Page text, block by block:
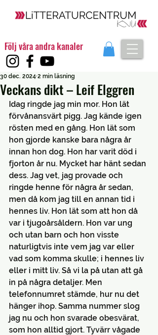
Följ våra andra kanaler
Veckans dikt – Leif Elggren
30 dec. 2024 2 min läsning
Idag ringde jag min mor. Hon lät
förvånansvärt pigg. Jag kände igen
rösten med en gång. Hon lät som
hon gjorde kanske bara några år
innan hon dog. Hon har varit död i
fjorton år nu. Mycket har hänt sedan
dess. Jag vet, jag provade och
ringde henne för några år sedan,
men då kom jag till en annan tid i
hennes liv. Hon lät som att hon då
var i tjugoårsåldern. Hon var ung
och utan barn och hon visste
naturligtvis inte vem jag var eller
vad som komma skulle; i hennes liv
eller i mitt liv. Så vi la på utan att gå
in på några detaljer. Men
telefonnumret stämde, hur nu det
hänger ihop. Samma nummer slog
jag nu och hon svarade obesvärat,
som hon alltid gjort. Tyvärr vågade